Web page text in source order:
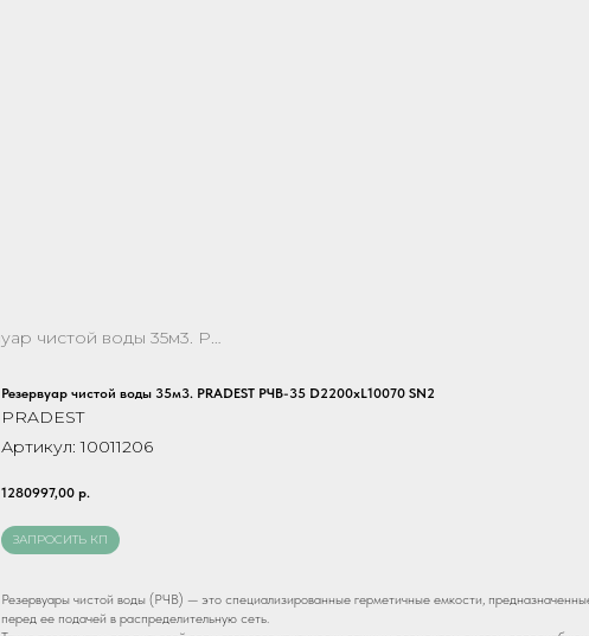
Резервуар чистой воды 35м3. PRADEST РЧВ-35 D2200хL10070 SN2
Резервуар чистой воды 35м3. PRADEST РЧВ-35 D2200хL10070 SN2
PRADEST
Артикул:10011206
1280997,00 р.
ЗАПРОСИТЬ КП
Резервуары чистой воды (РЧВ) — это специализированные герметичные емкости,
перед ее подачей в распределительную сеть.